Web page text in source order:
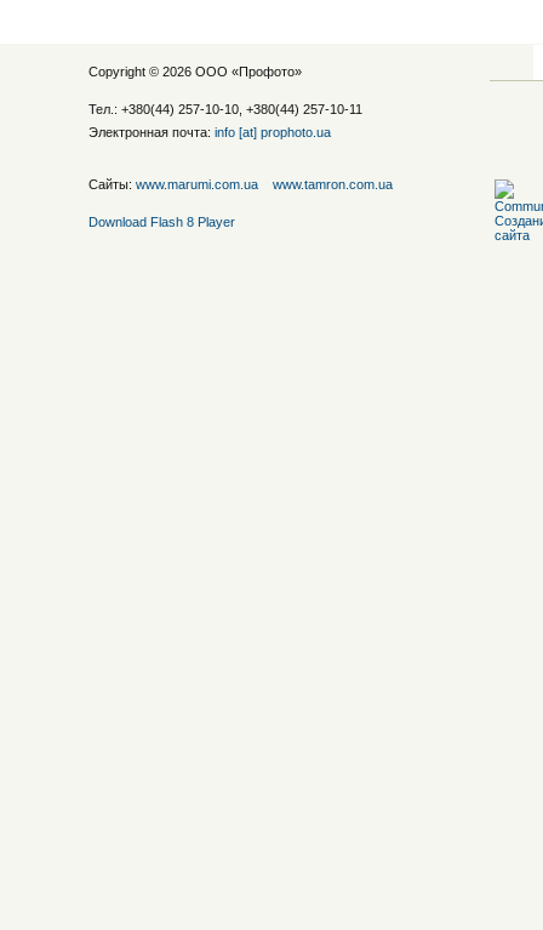
Copyright © 2026 ООО «Профото»
Тел.: +380(44) 257-10-10, +380(44) 257-10-11
Электронная почта: info [at] prophoto.ua
Сайты: www.marumi.com.ua www.tamron.com.ua
Download Flash 8 Player